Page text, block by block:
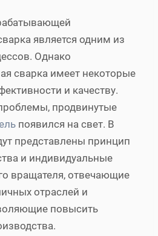
является одним из
Однако
сварка имеет некоторые
и качеству.
продвинутые
появился на свет. В
представлены принцип
и индивидуальные
вращателя, отвечающие
отраслей и
повысить